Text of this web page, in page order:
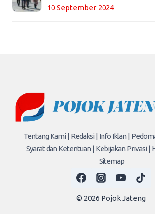
10 September 2024
Tentang Kami | Redaksi | Info Iklan |
Syarat dan Ketentuan | Kebijakan Privasi |
Sitemap
© 2026 Pojok Jateng